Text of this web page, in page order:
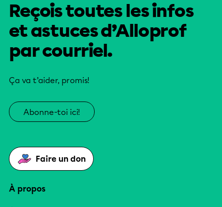
Reçois toutes les infos
et astuces d’Alloprof
par courriel.
Ça va t’aider, promis!
Abonne-toi ici!
Faire un don
À propos